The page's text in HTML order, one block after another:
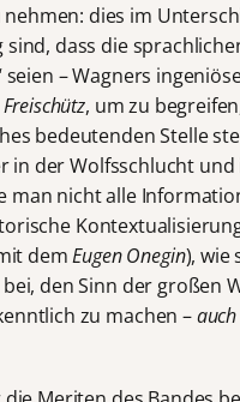
dies im
dass die
– Wagners
Freischütz, um zu
bedeutenden Stelle
in der Wolfsschlucht
man nicht alle
demEugen Onegin), wie
den Sinn der großen
zu machen –auch